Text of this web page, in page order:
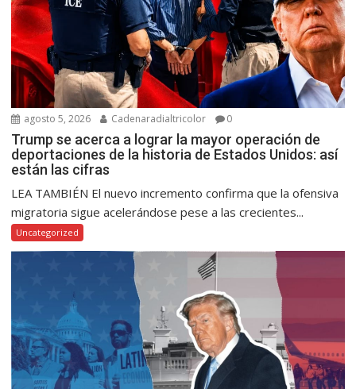
agosto 5, 2026 Cadenaradialtricolor 0
Trump se acerca a lograr la mayor operación de
deportaciones de la historia de Estados Unidos: así
están las cifras
LEA TAMBIÉN El nuevo incremento confirma que la ofensiva
migratoria sigue acelerándose pese a las crecientes...
Uncategorized